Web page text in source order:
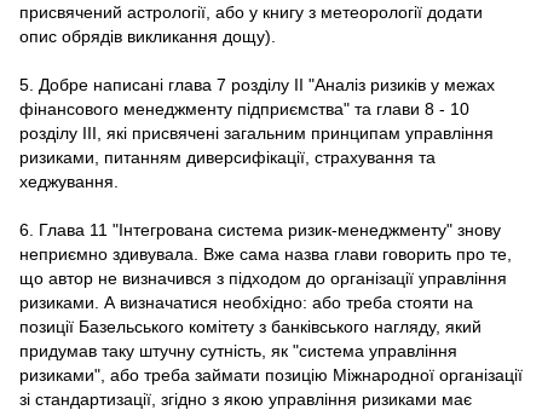
присвячений астрології, або у книгу з метеорології додати
опис обрядів викликання дощу).
5. Добре написані глава 7 розділу ІІ "Аналіз ризиків у межах
фінансового менеджменту підприємства" та глави 8 - 10
розділу ІІІ, які присвячені загальним принципам управління
ризиками, питанням диверсифікації, страхування та
хеджування.
6. Глава 11 "Інтегрована система ризик-менеджменту" знову
неприємно здивувала. Вже сама назва глави говорить про те,
що автор не визначився з підходом до організації управління
ризиками. А визначатися необхідно: або треба стояти на
позиції Базельського комітету з банківського нагляду, який
придумав таку штучну сутність, як "система управління
ризиками", або треба займати позицію Міжнародної організації
зі стандартизації, згідно з якою управління ризиками має